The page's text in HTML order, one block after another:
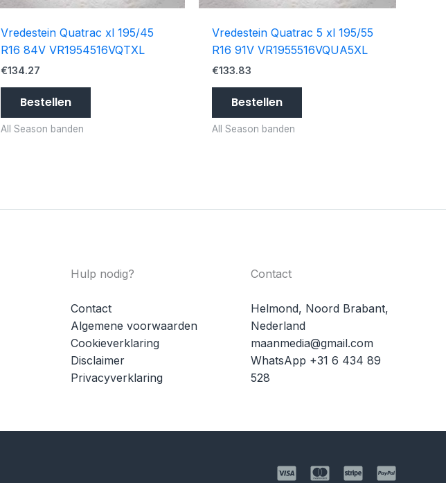
Vredestein Quatrac xl 195/45
R16 84V VR1954516VQTXL
€134.27
Bestellen
All Season banden
Vredestein Quatrac 5 xl 195/55
R16 91V VR1955516VQUA5XL
€133.83
Bestellen
All Season banden
Hulp nodig?
Contact
Algemene voorwaarden
Cookieverklaring
Disclaimer
Privacyverklaring
Contact
Helmond, Noord Brabant,
Nederland
maanmedia@gmail.com
WhatsApp +31 6 434 89
528